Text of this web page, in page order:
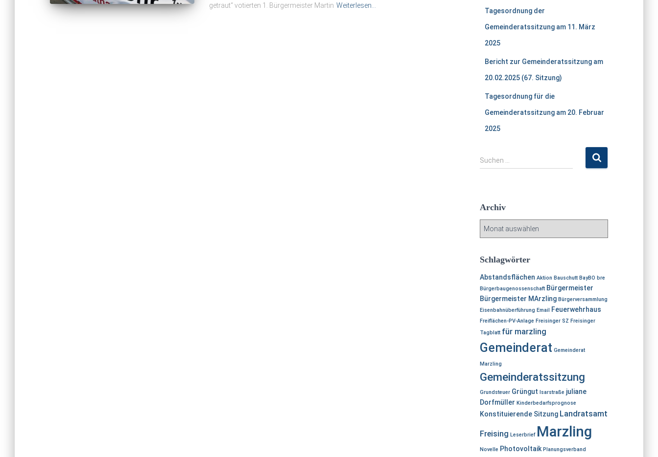
getraut“ votierten 1. Bürgermeister Martin Weiterlesen…
Tagesordnung der
Gemeinderatssitzung am 11. März
2025
Bericht zur Gemeinderatssitzung am
20.02.2025 (67. Sitzung)
Tagesordnung für die
Gemeinderatssitzung am 20. Februar
2025
S
u
n
n
:
Suchen …
Archiv
h
v
Schlagwörter
Abstandsflächen Aktion Bauschutt BayBO bre
Bürgerbaugenossenschaft Bürgermeister
Bürgermeister MArzling Bürgerversammlung
Eisenbahnüberführung Email Feuerwehrhaus
Freiflächen-PV-Anlage Freisinger SZ Freisinger
Tagblatt für marzling
Gemeinderat Gemeinderat
Marzling
Gemeinderatssitzung
Grundsteuer Grüngut Isarstraße juliane
Dorfmüller Kinderbedarfsprognose
Konstituierende Sitzung Landratsamt
Freising Leserbrief Marzling
Novelle Photovoltaik Planungsverband